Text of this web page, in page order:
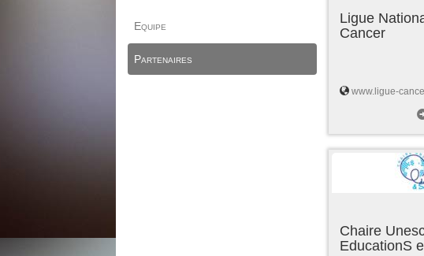
Equipe
Partenaires
Ligue
Cancer
www.ligue-
Chaire
EducationS